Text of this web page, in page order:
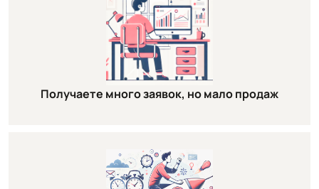
Получаете много заявок, но мало продаж